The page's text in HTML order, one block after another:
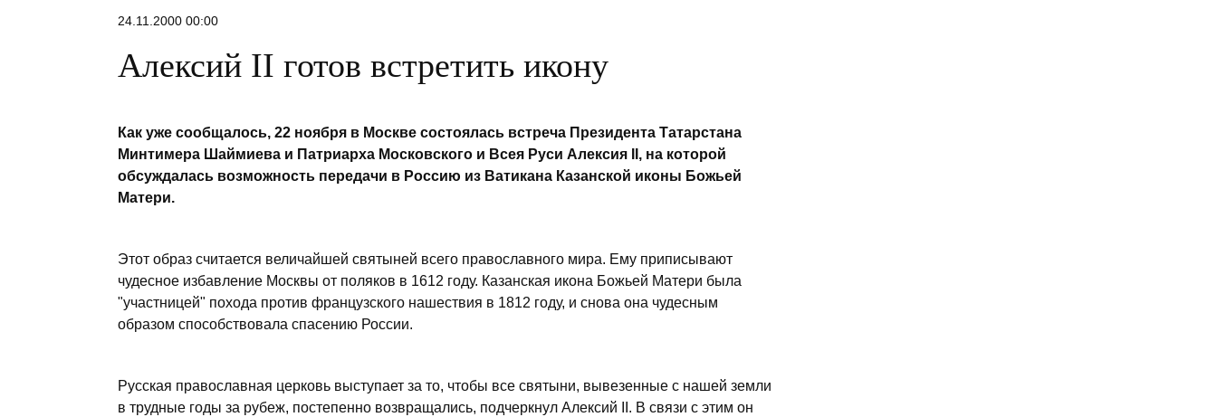
24.11.2000 00:00
Алексий II готов встретить икону
Как уже сообщалось, 22 ноября в Москве состоялась встреча Президента Татарстана
Минтимера Шаймиева и Патриарха Московского и Всея Руси Алексия II, на которой
обсуждалась возможность передачи в Россию из Ватикана Казанской иконы Божьей
Матери.
Этот образ считается величайшей святыней всего православного мира. Ему приписывают
чудесное избавление Москвы от поляков в 1612 году. Казанская икона Божьей Матери была
"участницей" похода против французского нашествия в 1812 году, и снова она чудесным
образом способствовала спасению России.
Русская православная церковь выступает за то, чтобы все святыни, вывезенные с нашей земли
в трудные годы за рубеж, постепенно возвращались, подчеркнул Алексий II. В связи с этим он